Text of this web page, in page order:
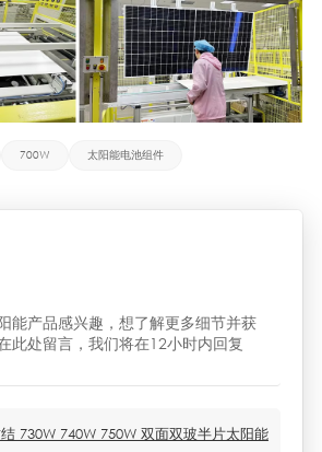
700W 太阳能电池组件
能产品感兴趣，想了解更多细节并获
此处留言，我们将在12小时内回复
730W 740W 750W 双面双玻半片太阳能